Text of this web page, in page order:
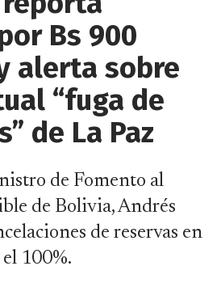
Bs 900
alerta sobre
“fuga de
de La Paz
de Fomento al
de Bolivia, Andrés
de reservas en
100%.